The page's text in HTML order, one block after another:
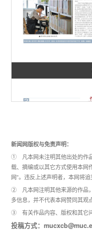
新闻网版权与免责声明：
① 凡本网未注明其他出处的作
载、摘编或以其它方式使用本网
网”。违反上述声明者，本网将追
② 凡本网注明其他来源的作品
多信息，并不代表本网赞同其观
③ 有关作品内容、版权和其它问
投稿方式：